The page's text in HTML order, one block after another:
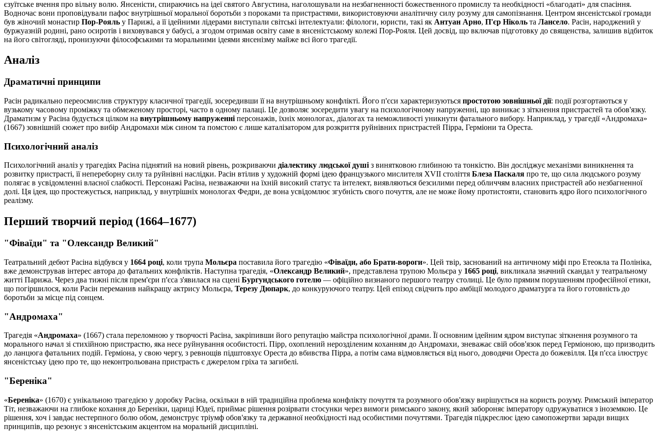
єзуїтське вчення про вільну волю. Янсеністи, спираючись на ідеї святого Августина, наголошували на незбагненності божественного промислу та необхідності «благодаті» для спасіння.
Водночас вони проповідували пафос внутрішньої моральної боротьби з пороками та пристрастями, використовуючи аналітичну силу розуму для самопізнання. Центром янсеністської громади
був жіночий монастир Пор-Рояль у Парижі, а її ідейними лідерами виступали світські інтелектуали: філологи, юристи, такі як Антуан Арно, П'єр Ніколь та Лансело. Расін, народжений у
буржуазній родині, рано осиротів і виховувався у бабусі, а згодом отримав освіту саме в янсеністському колежі Пор-Рояля. Цей досвід, що включав підготовку до священства, залишив відбиток
на його світогляді, пронизуючи філософськими та моральними ідеями янсенізму майже всі його трагедії.
Аналіз
Драматичні принципи
Расін радикально переосмислив структуру класичної трагедії, зосередивши її на внутрішньому конфлікті. Його п'єси характеризуються простотою зовнішньої дії: події розгортаються у
вузькому часовому проміжку та обмеженому просторі, часто в одному палаці. Це дозволяє зосередити увагу на психологічному напруженні, що виникає з зіткнення пристрастей та обов'язку.
Драматизм у Расіна будується цілком на внутрішньому напруженні персонажів, їхніх монологах, діалогах та неможливості уникнути фатального вибору. Наприклад, у трагедії «Андромаха»
(1667) зовнішній сюжет про вибір Андромахи між сином та помстою є лише каталізатором для розкриття руйнівних пристрастей Пірра, Герміони та Ореста.
Психологічний аналіз
Психологічний аналіз у трагедіях Расіна піднятий на новий рівень, розкриваючи діалектику людської душіз винятковою глибиною та тонкістю. Він досліджує механізми виникнення та
розвитку пристрасті, її непереборну силу та руйнівні наслідки. Расін втілив у художній формі ідею французького мислителя XVII століття Блеза Паскаля про те, що сила людського розуму
полягає в усвідомленні власної слабкості. Персонажі Расіна, незважаючи на їхній високий статус та інтелект, виявляються безсилими перед обличчям власних пристрастей або незбагненної
долі. Ця ідея, що простежується, наприклад, у внутрішніх монологах Федри, де вона усвідомлює згубність свого почуття, але не може йому протистояти, становить ядро його психологічного
реалізму.
Перший творчий період (1664–1677)
"Фіваїди" та "Олександр Великий"
Театральний дебют Расіна відбувся у 1664 році, коли трупа Мольєра поставила його трагедію «Фіваїди, або Брати-вороги». Цей твір, заснований на античному міфі про Етеокла та Полініка,
вже демонстрував інтерес автора до фатальних конфліктів. Наступна трагедія, «Олександр Великий», представлена трупою Мольєра у 1665 році, викликала значний скандал у театральному
житті Парижа. Через два тижні після прем'єри п'єса з'явилася на сцені Бургундського готелю — офіційно визнаного першого театру столиці. Це було прямим порушенням професійної етики,
що погіршилося, коли Расін переманив найкращу актрису Мольєра, Терезу Дюпарк, до конкуруючого театру. Цей епізод свідчить про амбіції молодого драматурга та його готовність до
боротьби за місце під сонцем.
"Андромаха"
Трагедія «Андромаха» (1667) стала переломною у творчості Расіна, закріпивши його репутацію майстра психологічної драми. Її основним ідейним ядром виступає зіткнення розумного та
морального начал зі стихійною пристрастю, яка несе руйнування особистості. Пірр, охоплений нерозділеним коханням до Андромахи, зневажає свій обов'язок перед Герміоною, що призводить
до ланцюга фатальних подій. Герміона, у свою чергу, з ревнощів підштовхує Ореста до вбивства Пірра, а потім сама відмовляється від нього, доводячи Ореста до божевілля. Ця п'єса ілюструє
янсеністську ідею про те, що неконтрольована пристрасть є джерелом гріха та загибелі.
"Береніка"
«Береніка» (1670) є унікальною трагедією у доробку Расіна, оскільки в ній традиційна проблема конфлікту почуття та розумного обов'язку вирішується на користь розуму. Римський імператор
Тіт, незважаючи на глибоке кохання до Береніки, цариці Юдеї, приймає рішення розірвати стосунки через вимоги римського закону, який забороняє імператору одружуватися з іноземкою. Це
рішення, хоч і завдає нестерпного болю обом, демонструє тріумф обов'язку та державної необхідності над особистими почуттями. Трагедія підкреслює ідею самопожертви заради вищих
принципів, що резонує з янсеністським акцентом на моральній дисципліні.